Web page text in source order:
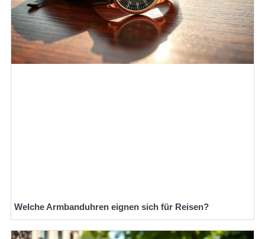
Welche Armbanduhren eignen sich für Reisen?